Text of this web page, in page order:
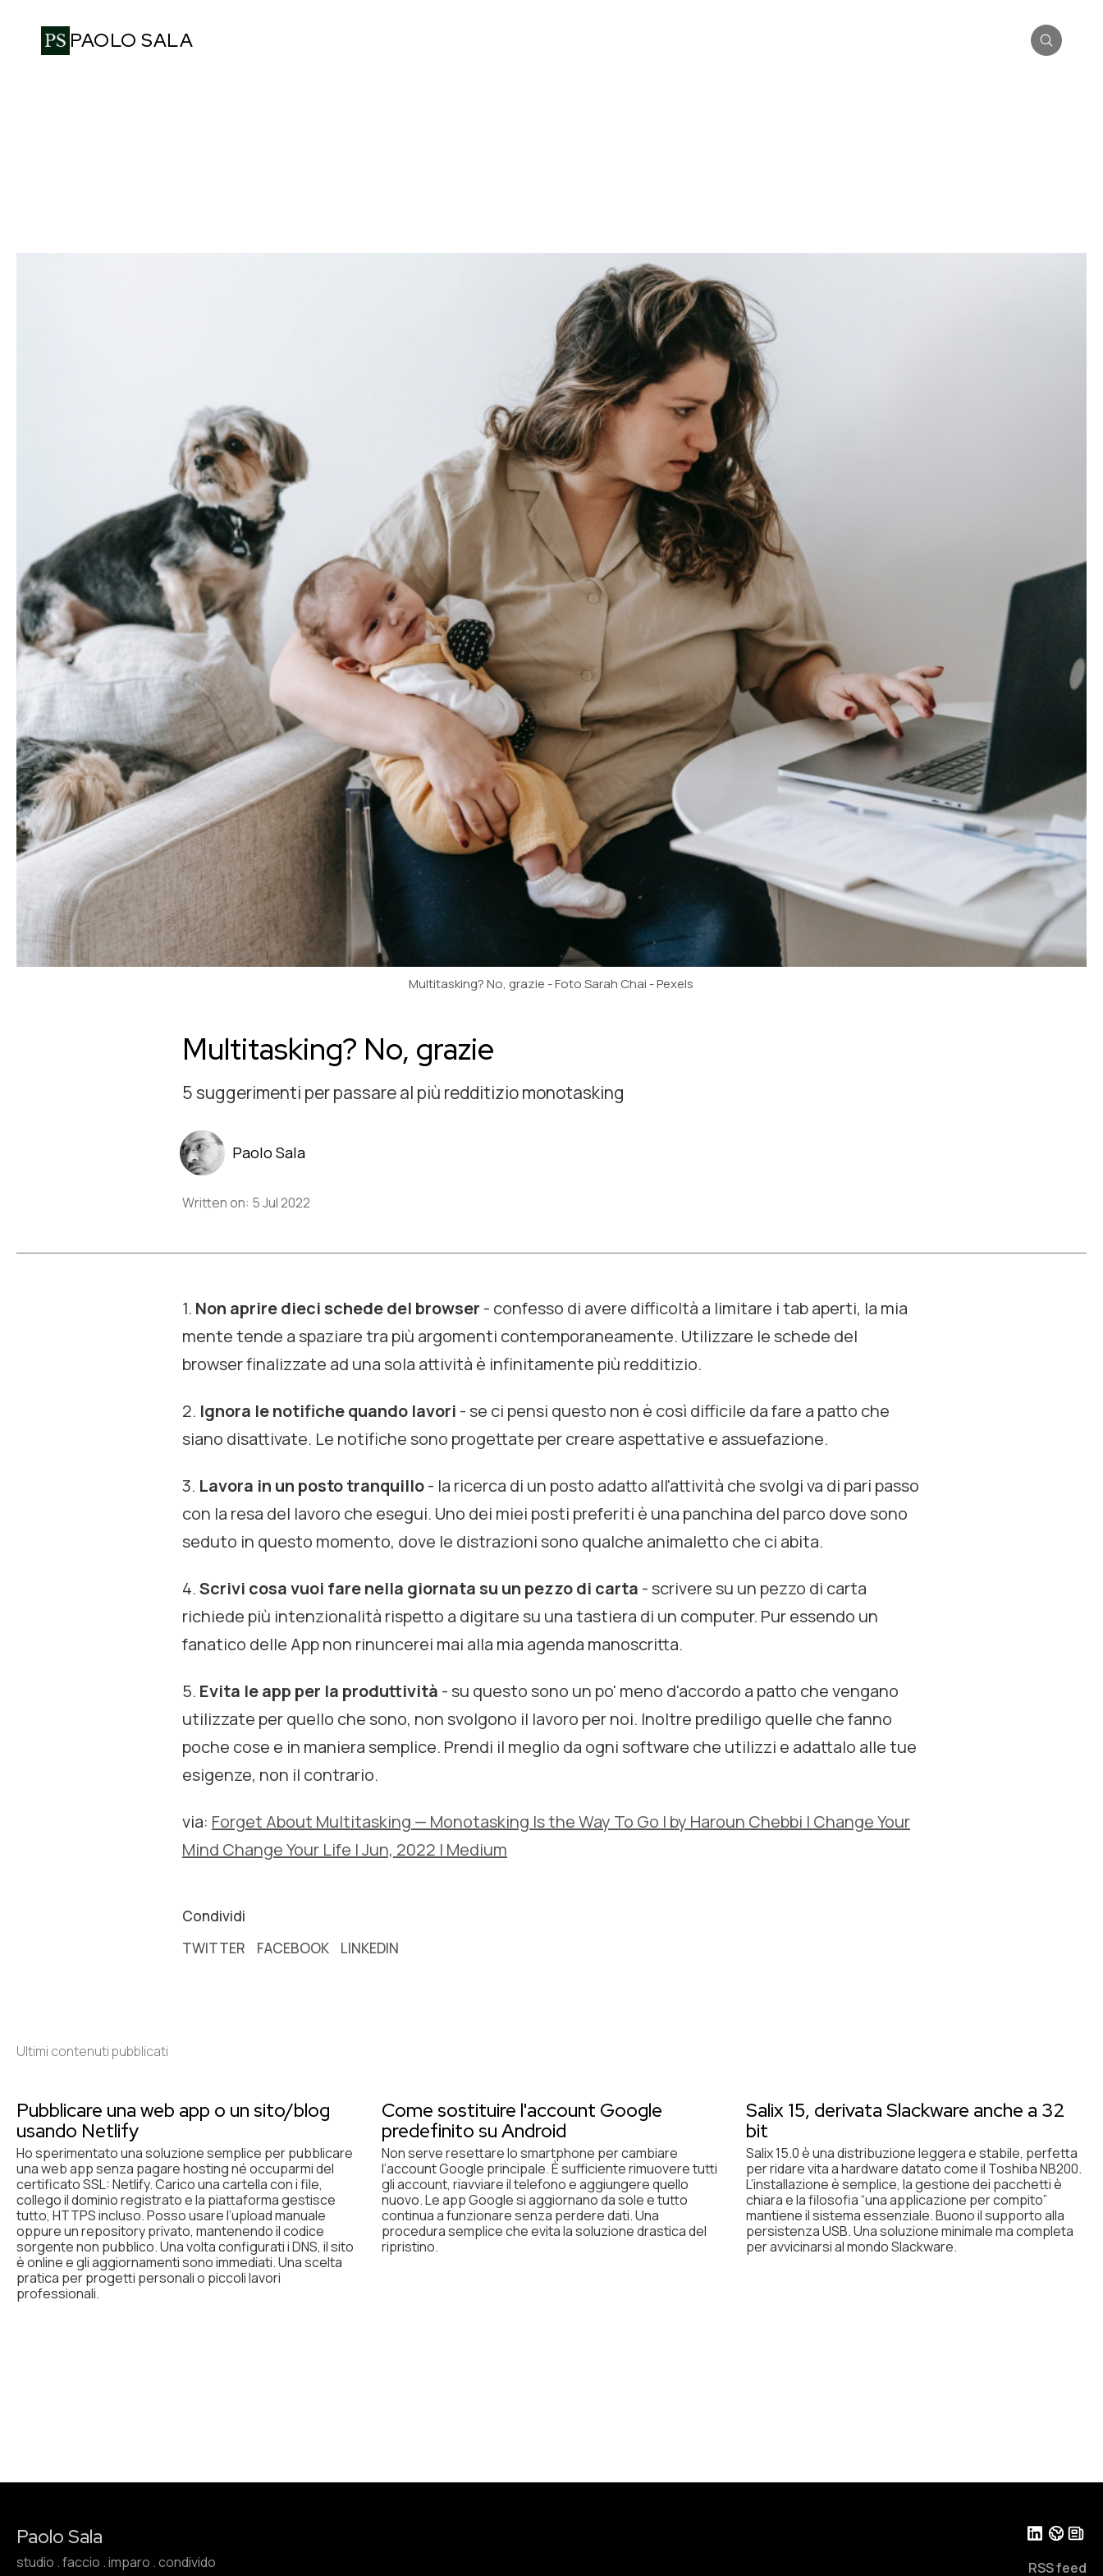
PAOLO SALA
Multitasking? No, grazie - Foto Sarah Chai - Pexels
Multitasking? No, grazie
5 suggerimenti per passare al più redditizio monotasking
Paolo Sala
Written on: 5 Jul 2022
1. Non aprire dieci schede del browser - confesso di avere difficoltà a limitare itabaperti, la mia
mente tende a spaziare tra più argomenti contemporaneamente. Utilizzare le schede del
browser finalizzate ad una sola attività è infinitamente più redditizio.
2. Ignora le notifiche quando lavori - se ci pensi questo non è così difficile da fare a patto che
siano disattivate. Le notifiche sono progettate per creare aspettative e assuefazione.
3. Lavora in un posto tranquillo- la ricerca di un posto adatto all'attività che svolgi va di pari passo
con la resa del lavoro che esegui. Uno dei miei posti preferiti è una panchina del parco dove sono
seduto in questo momento, dove le distrazioni sono qualche animaletto che ci abita.
4.Scrivi cosa vuoi fare nella giornata su un pezzo di carta - scrivere su un pezzo di carta
richiede più intenzionalità rispetto a digitare su una tastiera di un computer. Pur essendo un
fanatico delle Appnon rinuncerei mai alla mia agenda manoscritta.
5. Evita le app per la produttività - su questo sono un po' meno d'accordo a patto che vengano
utilizzate per quello che sono, non svolgono il lavoro per noi. Inoltre prediligo quelle che fanno
poche cose e in maniera semplice. Prendi il meglio da ogni software che utilizzi e adattalo alle tue
esigenze, non il contrario.
via: Forget About Multitasking — Monotasking Is the Way To Go | by Haroun Chebbi | Change Your
Mind Change Your Life | Jun, 2022 | Medium
Condividi
TWITTER
FACEBOOK LINKEDIN
Ultimi contenuti pubblicati
Pubblicare una web app o un sito/blog
usando Netlify
Ho sperimentato una soluzione semplice per pubblicare
una web app senza pagare hosting né occuparmi del
certificato SSL: Netlify. Carico una cartella con i file,
collego il dominio registrato e la piattaforma gestisce
tutto, HTTPS incluso. Posso usare l’upload manuale
oppure un repository privato, mantenendo il codice
sorgente non pubblico. Una volta configurati i DNS, il sito
è online e gli aggiornamenti sono immediati. Una scelta
pratica per progetti personali o piccoli lavori
professionali.
Come sostituire l'account Google
predefinito su Android
Non serve resettare lo smartphone per cambiare
l’account Google principale. È sufficiente rimuovere tutti
gli account, riavviare il telefono e aggiungere quello
nuovo. Le app Google si aggiornano da sole e tutto
continua a funzionare senza perdere dati. Una
procedura semplice che evita la soluzione drastica del
ripristino.
Salix 15, derivata Slackware anche a 32
bit
Salix 15.0 è una distribuzione leggera e stabile, perfetta
per ridare vita a hardware datato come il Toshiba NB200.
L’installazione è semplice, la gestione dei pacchetti è
chiara e la filosofia “una applicazione per compito”
mantiene il sistema essenziale. Buono il supporto alla
persistenza USB. Una soluzione minimale ma completa
per avvicinarsi al mondo Slackware.
Paolo Sala
studio . faccio . imparo . condivido RSS feed